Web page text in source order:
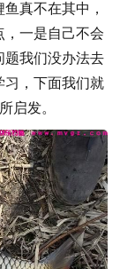
真不在其中，
，一是自己不会
题我们没办法去
习，下面我们就
启发。